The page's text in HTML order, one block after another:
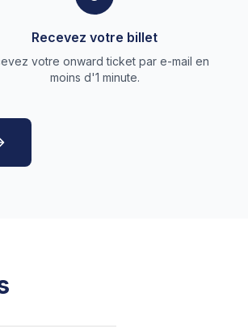
Recevez votre billet
votre onward ticket par e-mail en
moins d'1 minute.